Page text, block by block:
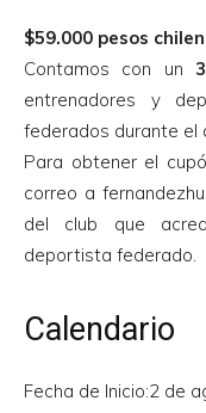
$59.000 pesos
Contamos con un
entrenadores y
federados durante el
Para obtener el
correo a
del club que
deportista federado.
Calendario
Fecha de Inicio:2 de